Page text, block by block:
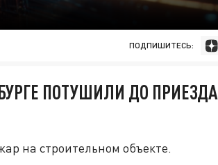
ПОДПИШИТЕСЬ:
ПОТУШИЛИ ДО ПРИЕЗДА
на строительном объекте.